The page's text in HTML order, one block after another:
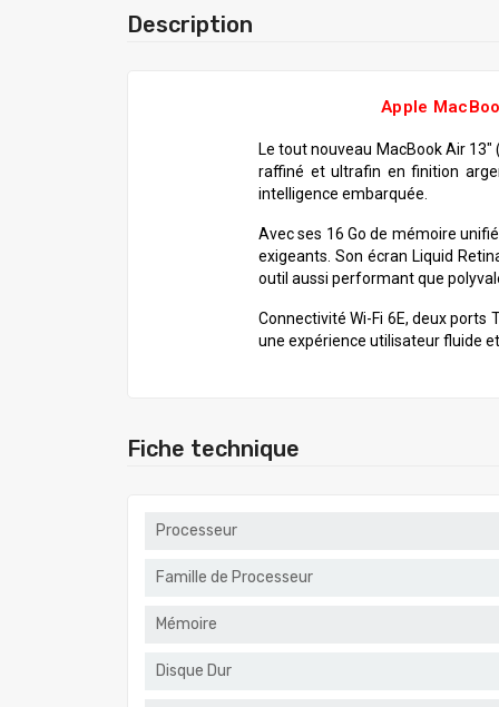
Description
Apple
Le tout nouveau MacBook Air
raffiné et ultrafin en finition
intelligence embarquée.
Avec ses 16 Go de mémoire
exigeants. Son écran Liquid
outil aussi performant que
Connectivité Wi-Fi 6E, deux ports
une expérience utilisateur fluide
Fiche technique
Processeur
Famille de Processeur
Mémoire
Disque Dur